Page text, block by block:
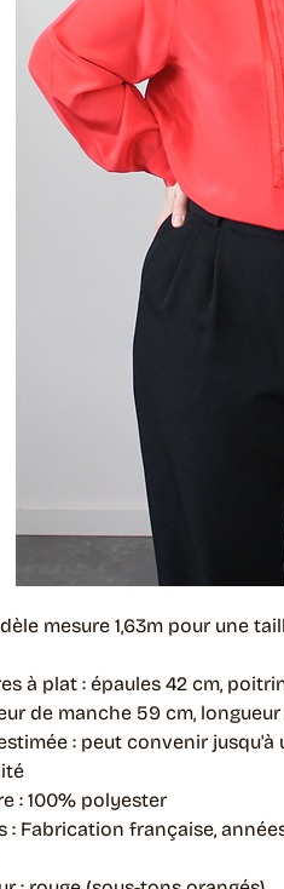
mesure 1,63m pour une
à plat : épaules 42 cm,
de manche 59 cm,
: peut convenir
: 100% polyester
: Fabrication française,